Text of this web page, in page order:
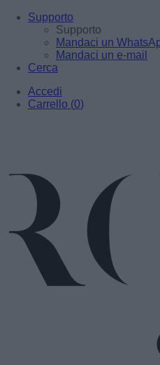
Supporto
Supporto
Mandaci un
Mandaci un e-mail
Cerca
Accedi
Carrello (0)